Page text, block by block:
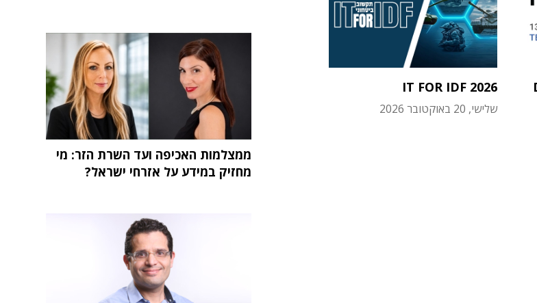
IT FOR IDF 2026
שלישי, 20 באוקטובר 2026
ממצלמות האכיפה ועד השרת הזר: מי
מחזיק במידע על אזרחי ישראל?